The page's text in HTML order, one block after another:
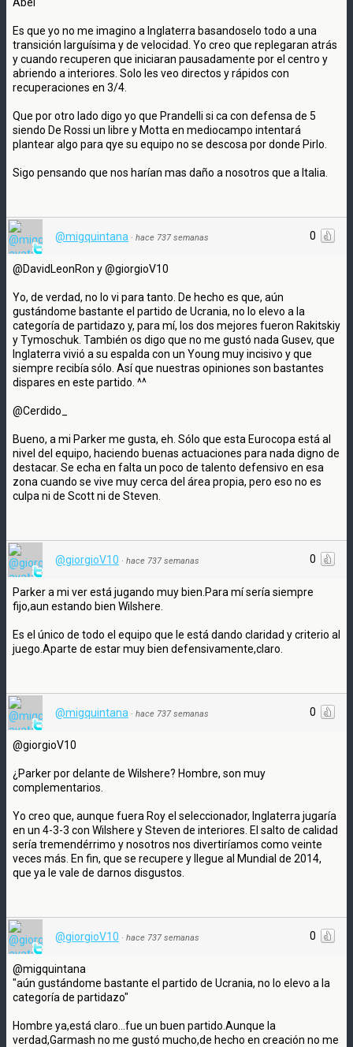
Es que yo no me imagino a Inglaterra basandoselo todo a una
transición larguísima y de velocidad. Yo creo que replegaran atrás
y cuando recuperen que iniciaran pausadamente por el centro y
abriendo a interiores. Solo les veo directos y rápidos con
recuperaciones en 3/4.
Que por otro lado digo yo que Prandelli si ca con defensa de 5
siendo De Rossi un libre y Motta en mediocampo intentará
plantear algo para qye su equipo no se descosa por donde Pirlo.
Sigo pensando que nos harían mas daño a nosotros que a Italia.
0
@migquintana · hace 737 semanas
@DavidLeonRon y @giorgioV10
Yo, de verdad, no lo vi para tanto. De hecho es que, aún
gustándome bastante el partido de Ucrania, no lo elevo a la
categoría de partidazo y, para mí, los dos mejores fueron Rakitskiy
y Tymoschuk. También os digo que no me gustó nada Gusev, que
Inglaterra vivió a su espalda con un Young muy incisivo y que
siempre recibía sólo. Así que nuestras opiniones son bastantes
dispares en este partido. ^^
@Cerdido_
Bueno, a mi Parker me gusta, eh. Sólo que esta Eurocopa está al
nivel del equipo, haciendo buenas actuaciones para nada digno de
destacar. Se echa en falta un poco de talento defensivo en esa
zona cuando se vive muy cerca del área propia, pero eso no es
culpa ni de Scott ni de Steven.
0
@giorgioV10 · hace 737 semanas
Parker a mi ver está jugando muy bien.Para mí sería siempre
fijo,aun estando bien Wilshere.
Es el único de todo el equipo que le está dando claridad y criterio al
juego.Aparte de estar muy bien defensivamente,claro.
0
@migquintana · hace 737 semanas
@giorgioV10
¿Parker por delante de Wilshere? Hombre, son muy
complementarios.
Yo creo que, aunque fuera Roy el seleccionador, Inglaterra jugaría
en un 4-3-3 con Wilshere y Steven de interiores. El salto de calidad
sería tremendérrimo y nosotros nos divertiríamos como veinte
veces más. En fin, que se recupere y llegue al Mundial de 2014,
que ya le vale de darnos disgustos.
0
@giorgioV10 · hace 737 semanas
@migquintana
"aún gustándome bastante el partido de Ucrania, no lo elevo a la
categoría de partidazo"
Hombre ya,está claro...fue un buen partido.Aunque la
verdad,Garmash no me gustó mucho,de hecho en creación no me